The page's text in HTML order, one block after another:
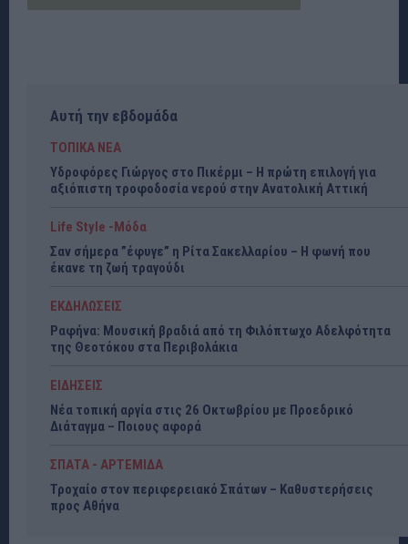
Αυτή την εβδομάδα
ΤΟΠΙΚΑ ΝΕΑ
Υδροφόρες Γιώργος στο Πικέρμι – Η πρώτη επιλογή για
αξιόπιστη τροφοδοσία νερού στην Ανατολική Αττική
Life Style -Μόδα
Σαν σήμερα ”έφυγε” η Ρίτα Σακελλαρίου – Η φωνή που
έκανε τη ζωή τραγούδι
ΕΚΔΗΛΩΣΕΙΣ
Ραφήνα: Μουσική βραδιά από τη Φιλόπτωχο Αδελφότητα
της Θεοτόκου στα Περιβολάκια
ΕΙΔΗΣΕΙΣ
Νέα τοπική αργία στις 26 Οκτωβρίου με Προεδρικό
Διάταγμα – Ποιους αφορά
ΣΠΑΤΑ - ΑΡΤΕΜΙΔΑ
Τροχαίο στον περιφερειακό Σπάτων – Καθυστερήσεις
προς Αθήνα